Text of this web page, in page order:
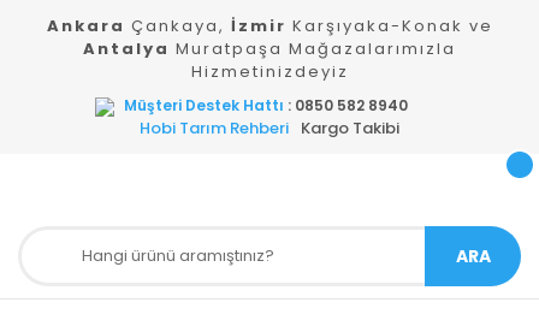
Ankara Çankaya, İzmir Karşıyaka-Konak ve
Antalya Muratpaşa Mağazalarımızla
Hizmetinizdeyiz
Müşteri Destek Hattı : 0850 582 8940
Hobi Tarım Rehberi Kargo Takibi
ARA